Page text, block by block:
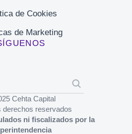
de Cookies
de Marketing
Cehta Capital
derechos reservados
ni fiscalizados por la